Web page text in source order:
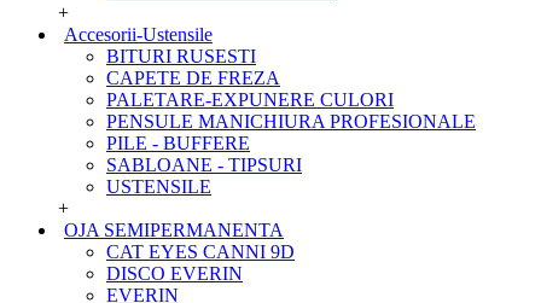
+
Accesorii-Ustensile
BITURI RUSESTI
CAPETE DE FREZA
PALETARE-EXPUNERE CULORI
PENSULE MANICHIURA PROFESIONALE
PILE - BUFFERE
SABLOANE - TIPSURI
USTENSILE
+
OJA SEMIPERMANENTA
CAT EYES CANNI 9D
DISCO EVERIN
EVERIN